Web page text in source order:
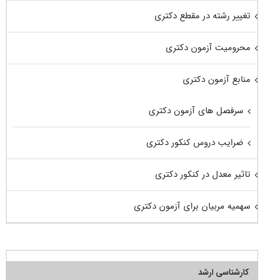
تغییر رشته در مقطع دکتری
محرومیت آزمون دکتری
منابع آزمون دکتری
سرفصل های آزمون دکتری
ضرایب دروس کنکور دکتری
تاثیر معدل در کنکور دکتری
سهمیه مربیان برای آزمون دکتری
کارشناسی ارشد